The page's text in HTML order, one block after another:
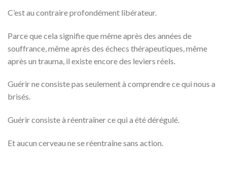
C’est au contraire profondément libérateur.
Parce que cela signifie que même après des années de
souffrance, même après des échecs thérapeutiques, même
après un trauma, il existe encore des leviers réels.
Guérir ne consiste pas seulement à comprendre ce qui nous a
brisés.
Guérir consiste à réentraîner ce qui a été dérégulé.
Et aucun cerveau ne se réentraîne sans action.